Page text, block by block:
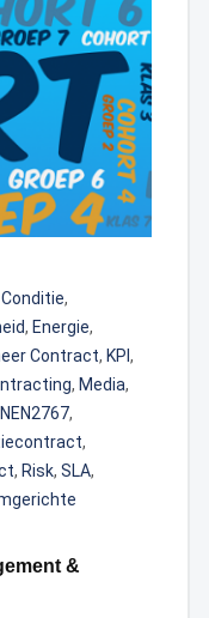
Conditie,
, Energie,
Contract, KPI ,
, Media,
NEN2767,
,
, Risk, SLA,
&